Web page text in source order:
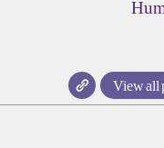
View all